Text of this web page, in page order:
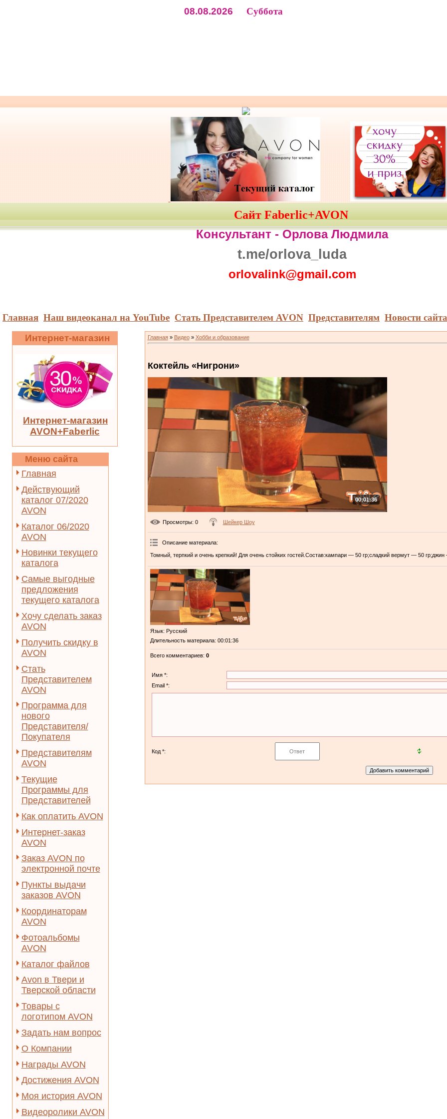
08.08.2026 Суббота
Сайт Faberlic+AVON
Консультант -Орлова Людмила
t.me/orlova_luda
orlovalink@gmail.com
Главная Наш видеоканал на YouTube Стать Представителем AVON Представителям Новости
Интернет-магазин
Интернет-магазин
AVON+Faberlic
Меню сайта
Главная
Действующий
каталог 07/2020
AVON
Каталог 06/2020
AVON
Новинки текущего
каталога
Самые выгодные
предложения
текущего каталога
Хочу сделать заказ
AVON
Получить скидку в
AVON
Стать
Представителем
AVON
Программа для
нового
Представителя/
Покупателя
Представителям
AVON
Текущие
Программы для
Представителей
Как оплатить AVON
Интернет-заказ
AVON
Заказ AVON по
электронной почте
Пункты выдачи
заказов AVON
Координаторам
AVON
Фотоальбомы
AVON
Каталог файлов
Avon в Твери и
Тверской области
Товары с
логотипом AVON
Задать нам вопрос
О Компании
Награды AVON
Достижения AVON
Моя история AVON
Видеоролики AVON
Главная» Видео» Хобби и образование
Коктейль «Нигрони»
00:01:36
Просмотры: 0 Шейкер Шоу
Описание материала:
Томный, терпкий и очень крепкий! Для очень стойких гостей.Состав:кампари — 50 гр;сладкий вермут — 50 гр;джин
Язык: Русский
Длительность материала: 00:01:36
Всего комментариев: 0
Имя *:
Email *:
Код *: